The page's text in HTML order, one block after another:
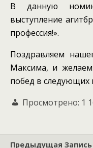
В данную
выступление
профессия!».
Поздравляем
Максима, и желаем
побед в следующих
Просмотрено: 1
Предыдущая Запись